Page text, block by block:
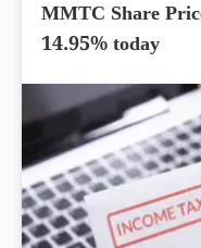
MMTC Share
14.95% today